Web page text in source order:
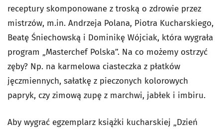
receptury skomponowane z troską o zdrowie przez
mistrzów, m.in. Andrzeja Polana, Piotra Kucharskiego,
Beatę Śniechowską i Dominikę Wójciak, która wygrała
program „Masterchef Polska”. Na co możemy ostrzyć
zęby? Np. na karmelowa ciasteczka z płatków
jęczmiennych, sałatkę z pieczonych kolorowych
papryk, czy zimową zupę z marchwi, jabłek i imbiru.
Aby wygrać egzemplarz książki kucharskiej „Dzień